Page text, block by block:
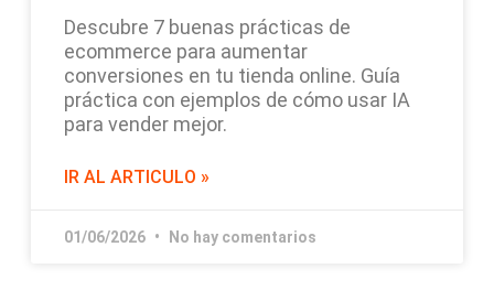
Descubre 7 buenas prácticas de
ecommerce para aumentar
conversiones en tu tienda online. Guía
práctica con ejemplos de cómo usar IA
para vender mejor.
IR AL ARTICULO »
01/06/2026 No hay comentarios